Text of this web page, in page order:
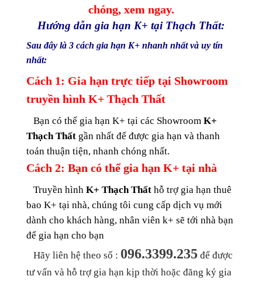
chóng, xem ngay.
Hướng dẫn gia hạn K+ tại Thạch Thất:
Sau đây là 3 cách gia hạn K+ nhanh nhất và uy tín
nhất:
Cách 1: Gia hạn trực tiếp tại Showroom
truyền hình K+ Thạch Thất
Bạn có thể gia hạn K+ tại các Showroom K+
Thạch Thất gần nhất để được gia hạn và thanh
toán thuận tiện, nhanh chóng nhất.
Cách 2: Bạn có thể gia hạn K+ tại nhà
Truyền hình K+ Thạch Thất hỗ trợ gia hạn thuê
bao K+ tại nhà, chúng tôi cung cấp dịch vụ mới
dành cho khách hàng, nhân viên k+ sẽ tới nhà bạn
để gia hạn cho bạn
Hãy liên hệ theo số : 096.3399.235 để được
tư vấn và hỗ trợ gia hạn kịp thời hoặc đăng ký gia